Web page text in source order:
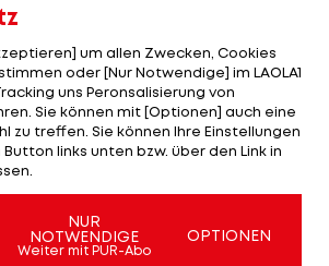
Leader
es nach dem elften Platz zur
End. Der 34-Jährige nimmt
als 18. in Angriff, doch mit 74
dem Par-70-Kurs und insgesamt
Finaltag an die 43. Stelle ab.
auf das ich gehofft hatte",
um allen Zwecken, Cookies
oder [Nur Notwendige] im LAOLA1
uns Peronsalisierung von
Sie können mit [Optionen] auch eine
zu treffen. Sie können Ihre Einstellungen
links unten bzw. über den Link in
NUR
NOTWENDIGE
Weiter mit PUR-Abo
OPTIONEN